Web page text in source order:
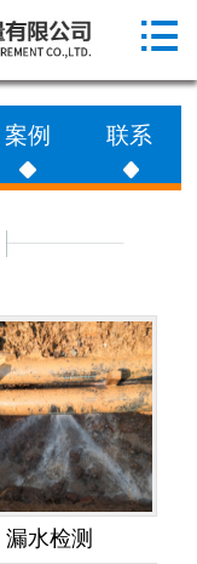
 网站首页
走进天澔
业务范围
联系天澔

案例 联系
漏水检测